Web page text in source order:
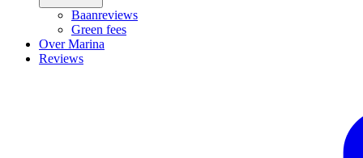
Baanreviews
Green fees
Over Marina
Reviews